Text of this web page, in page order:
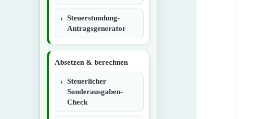
Steuerstundung-
Antragsgenerator
Absetzen & berechnen
Steuerlicher
Sonderausgaben-
Check